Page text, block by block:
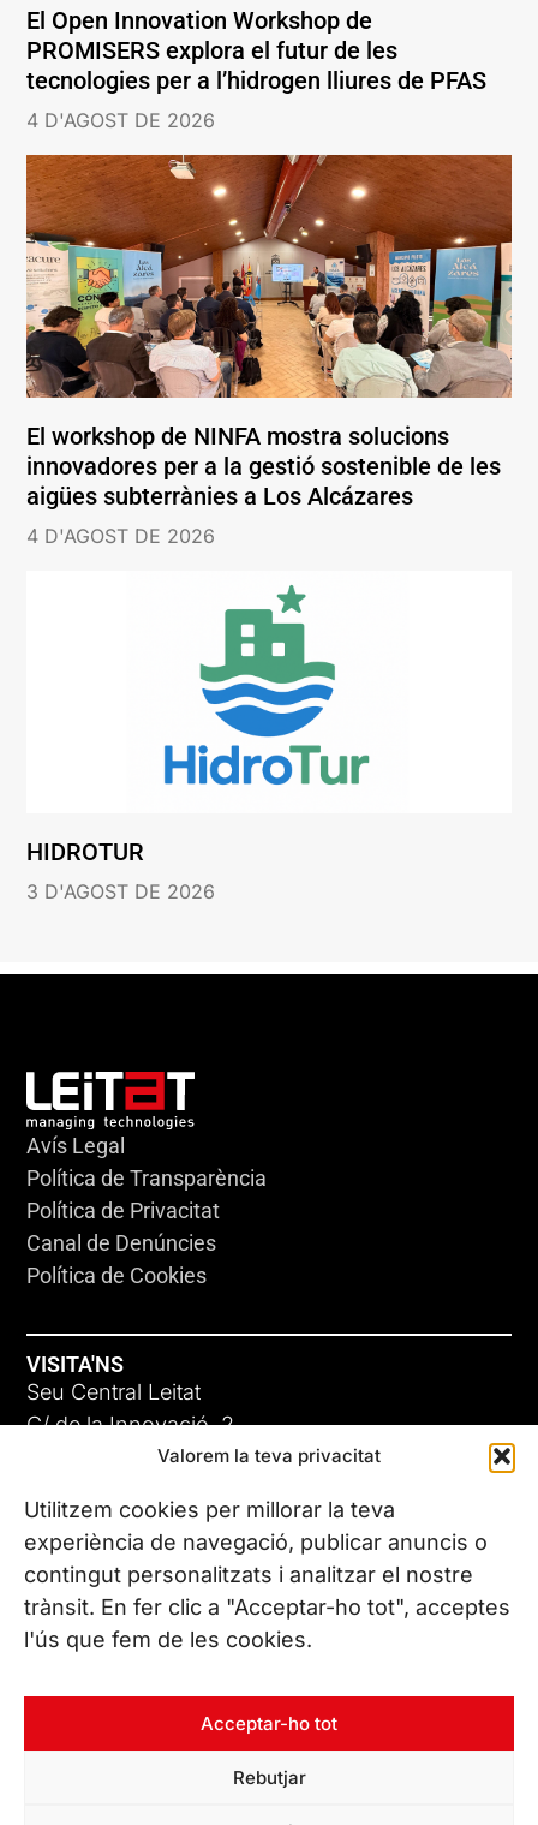
Valorem la teva privacitat
Utilitzem cookies per millorar la teva
experiència de navegació, publicar anuncis o
contingut personalitzats i analitzar el nostre
trànsit. En fer clic a "Acceptar-ho tot", acceptes
l'ús que fem de les cookies.
Acceptar-ho tot
Rebutjar
El Open Innovation Workshop de
PROMISERS explora el futur de les
tecnologies per a l’hidrogen lliures de PFAS
4 D'AGOST DE 2026
El workshop de NINFA mostra solucions
innovadores per a la gestió sostenible de les
aigües subterrànies a Los Alcázares
4 D'AGOST DE 2026
HIDROTUR
3 D'AGOST DE 2026
Avís Legal
Política de Transparència
Política de Privacitat
Canal de Denúncies
Política de Cookies
VISITA'NS
Seu Central Leitat
C/ de la Innovació, 2
08225 Terrassa, (Barcelona)
Coneix les nostres seus
CONTACTA’NS
Tel. (+34) 937 882 300